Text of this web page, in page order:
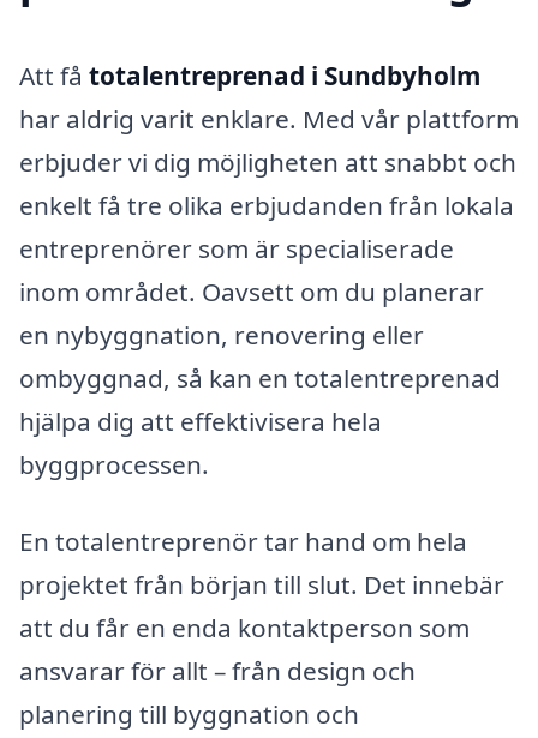
Att få totalentreprenad i Sundbyholm
har aldrig varit enklare. Med vår plattform
erbjuder vi dig möjligheten att snabbt och
enkelt få tre olika erbjudanden från lokala
entreprenörer som är specialiserade
inom området. Oavsett om du planerar
en nybyggnation, renovering eller
ombyggnad, så kan en totalentreprenad
hjälpa dig att effektivisera hela
byggprocessen.
En totalentreprenör tar hand om hela
projektet från början till slut. Det innebär
att du får en enda kontaktperson som
ansvarar för allt – från design och
planering till byggnation och